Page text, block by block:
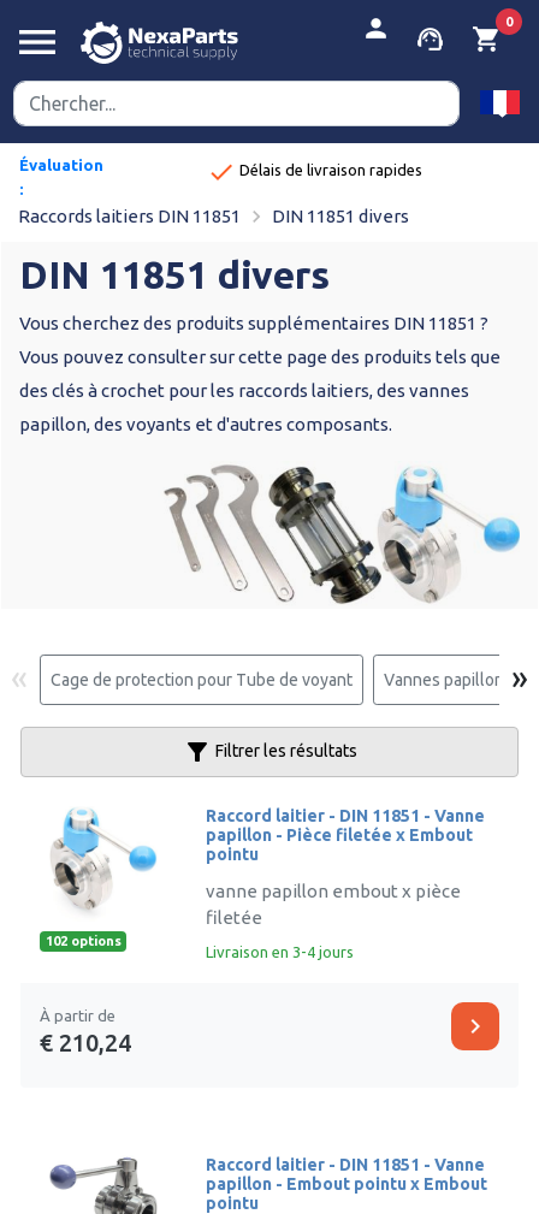
menu person support_agent shopping_cart
0
Évaluation
:
8,9/10
done Délais de livraison rapides
Raccords laitiers DIN 11851 navigate_next DIN 11851 divers
DIN 11851 divers
Vous cherchez des produits supplémentaires DIN 11851 ?
Vous pouvez consulter sur cette page des produits tels que
des clés à crochet pour les raccords laitiers, des vannes
papillon, des voyants et d'autres composants.
Cage de protection pour Tube de voyant Vannes papillon
« »
filter_alt Filtrer les résultats
102 options
Raccord laitier - DIN 11851 - Vanne
papillon - Pièce filetée x Embout
pointu
vanne papillon embout x pièce
filetée
Livraison en 3-4 jours
À partir de
€ 210,24
chevron_right
Raccord laitier - DIN 11851 - Vanne
papillon - Embout pointu x Embout
pointu